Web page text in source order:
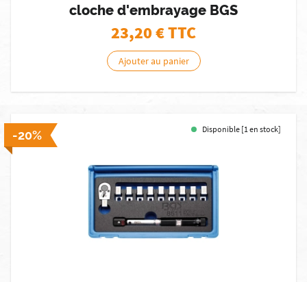
cloche d'embrayage BGS
23,20€ TTC
Ajouter au panier
-20% Disponible [1 en stock]